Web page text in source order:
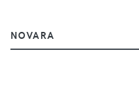
NOVARA